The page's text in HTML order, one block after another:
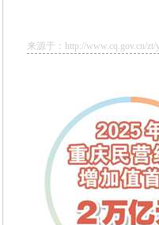
闭垃圾箱运输）（DDK26C00052
务（项目号：重庆地址挂靠
靠计划人员简章
工作室2025年度运行情况监测工作
开招聘拟聘人员公示（第一批）
截至3月25日今年我国高技术产业
来源于：http://www.cq.gov.cn/zt/